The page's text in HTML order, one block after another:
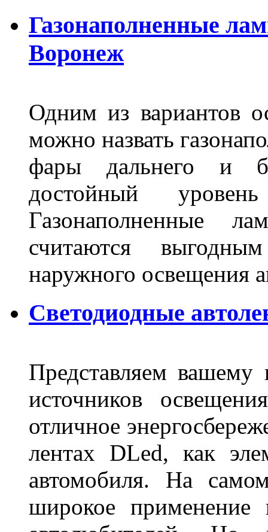
Газонаполненные
Воронеж
Одним из вариантов
можно назвать
фары дальнего и
достойный
Газонаполненные
считаются
наружного освещения
Светодиодные
Представляем
источников
отличное
лентах DLed, как
автомобиля. На
широкое